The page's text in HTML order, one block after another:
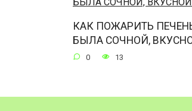
КАК ПОЖАРИТЬ
БЫЛА СОЧНОЙ,
0 13